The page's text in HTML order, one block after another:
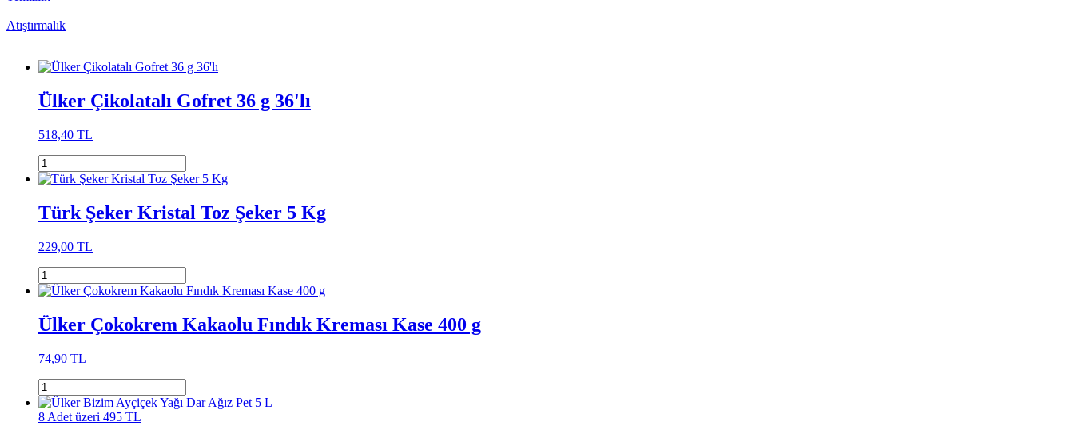
Atıştırmalık
Ülker Çikolatalı Gofret 36 g 36'lı
518,40 TL
Türk Şeker Kristal Toz Şeker 5 Kg
229,00 TL
Ülker Çokokrem Kakaolu Fındık Kreması Kase 400 g
74,90 TL
8 Adet üzeri 495 TL